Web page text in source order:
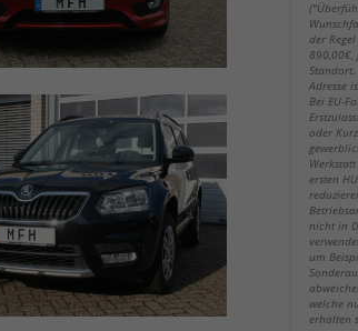
der
890,00€,
Adresse
Bei EU-
oder
ersten
nicht in
um
welche
erhalten